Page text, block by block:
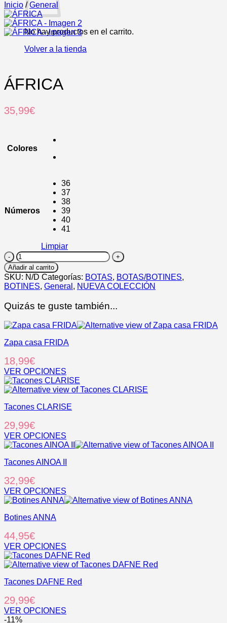
No hay productos en el carrito.
Volver a la tienda
Inicio / General
ÁFRICA
35,99€
Colores
Números
36
37
38
39
40
41
Limpiar
ÁFRICA
cantidad
Añadir al carrito
SKU: N/D Categorías: BOTAS, BOTAS/BOTINES,
BOTINES, General , NUEVA COLECCIÓN
Quizás te guste también...
Zapa casa FRIDA
18,99€
VER OPCIONES
Este
producto
múltiples
Las
opciones
se
elegir
la
página
de
Tacones CLARISE
29,99€
VER OPCIONES
Este
tiene
variantes.
Las
opciones
pueden
en
la
página
de
Tacones AINOA II
32,99€
VER OPCIONES
Este
tiene
variantes.
Las
opciones
se
elegir
la
página
de
Botines ANNA
44,95€
VER OPCIONES
Este
producto
múltiples
Las
opciones
se
Tacones DAFNE Red
29,99€
VER OPCIONES
Este
-11%